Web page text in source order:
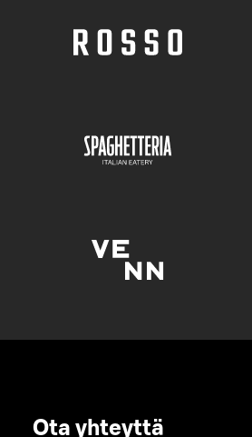
Ota yhteyttä